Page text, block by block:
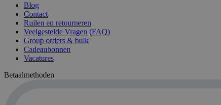
Blog
Contact
Ruilen en retourneren
Veelgestelde Vragen (FAQ)
Group orders & bulk
Cadeaubonnen
Vacatures
Betaalmethoden